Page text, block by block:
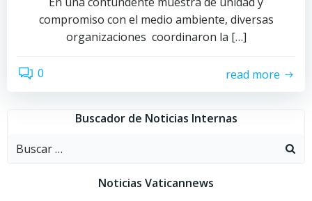
compromiso con el medio ambiente, diversas
organizaciones coordinaron la […]
0 read more
Buscador de Noticias Internas
Buscar:
Noticias Vaticannews